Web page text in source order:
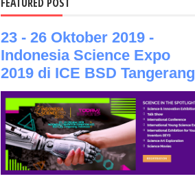
23 - 26 Oktober 2019 -
Indonesia Science Expo
2019 di ICE BSD Tangerang